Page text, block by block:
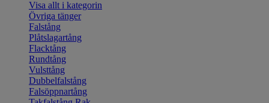
Visa allt i kategorin
Övriga tänger
Falstång
Plåtslagartång
Flacktång
Rundtång
Vulsttång
Dubbelfalstång
Falsöppnartång